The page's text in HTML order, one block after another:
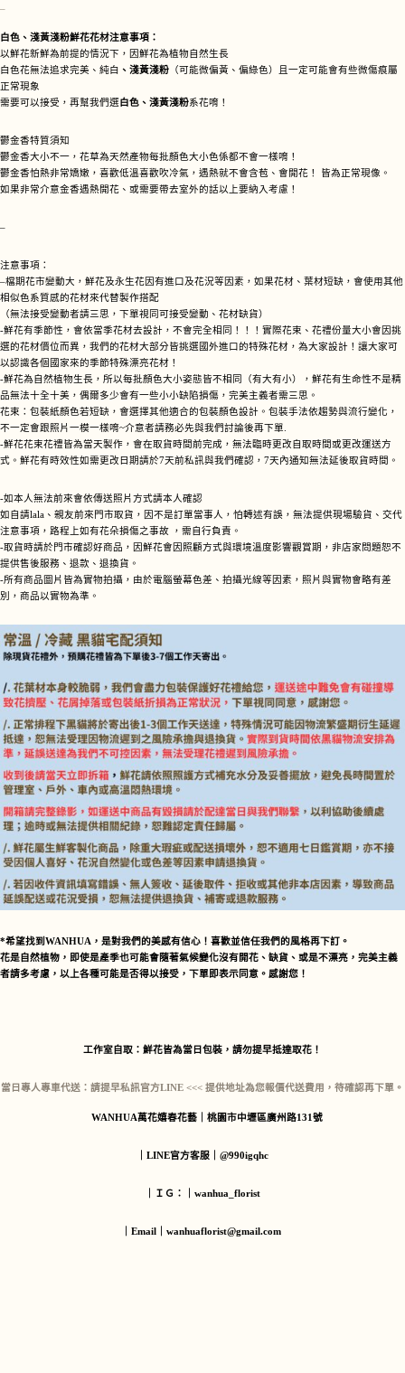
–
白色、淺黃淺粉鮮花花材注意事項：
以鮮花新鮮為前提的情況下，因鮮花為植物自然生長
白色花無法追求完美、純白 、淺黃淺粉 （可能微偏黃、偏綠色）且一定可能會有些微傷痕屬
正常現象
需要可以接受，再幫我們選 白色、淺黃淺粉系花唷！
鬱金香特質須知
鬱金香大小不一，花草為天然產物每批顏色大小色係都不會一樣唷！
鬱金香怕熱非常嬌嫩，喜歡低溫喜歡吹冷氣，遇熱就不會含苞、會開花！ 皆為正常現像。
如果非常介意金香遇熱開花、或需要帶去室外的話以上要納入考慮！
–
注意事項：
–檔期花市變動大，鮮花及永生花因有進口及花況等因素，如果花材、葉材短缺，會使用其他
相似色系質感的花材來代替製作搭配
（無法接受變動者請三思，下單視同可接受變動、花材缺貨）
-鮮花有季節性，會依當季花材去設計，不會完全相同！！！實際花束、花禮份量大小會因挑
選的花材價位而異，我們的花材大部分皆挑選國外進口的特殊花材，為大家設計！讓大家可
以認識各個國家來的季節特殊漂亮花材！
-鮮花為自然植物生長，所以每批顏色大小姿態皆不相同（有大有小），鮮花有生命性不是精
品無法十全十美，偶爾多少會有一些小小缺陷損傷，完美主義者需三思。
花束：包裝紙顏色若短缺，會選擇其他適合的包裝顏色設計。包裝手法依趨勢與流行變化，
不一定會跟照片一模一樣唷~介意者請務必先與我們討論後再下單.
-鮮花花束花禮皆為當天製作，會在取貨時間前完成，無法臨時更改自取時間或更改運送方
式。鮮花有時效性如需更改日期請於7天前私訊與我們確認，7天內通知無法延後取貨時間。
-如本人無法前來會依傳送照片方式請本人確認
如自請lala、親友前來門市取貨，因不是訂單當事人，怕轉述有誤，無法提供現場驗貨、交代
注意事項，路程上如有花朵損傷之事故 ，需自行負責。
-取貨時請於門市確認好商品，因鮮花會因照顧方式與環境溫度影響觀賞期，非店家問題恕不
提供售後服務、退款、退換貨。
-所有商品圖片皆為實物拍攝，由於電腦螢幕色差、拍攝光線等因素，照片與實物會略有差
別，商品以實物為準。
*希望找到WANHUA，是對我們的美感有信心！喜歡並信任我們的風格再下訂。
花是自然植物，即使是產季也可能會隨著氣候變化沒有開花、缺貨、或是不漂亮，完美主義
者請多考慮，以上各種可能是否得以接受，下單即表示同意。感謝您！
工作室自取： 鮮花皆為當日包裝，請勿提早抵達取花！
當日專人專車代送： 請提早私訊官方LINE <<< 提供地址為您報價代送費用，待確認再下單。
WANHUA萬花嬉春花藝｜桃園市中壢區廣州路131號
｜LINE官方客服｜@990igqhc
｜ＩＧ：｜wanhua_florist
｜Email｜wanhuaflorist@gmail.com